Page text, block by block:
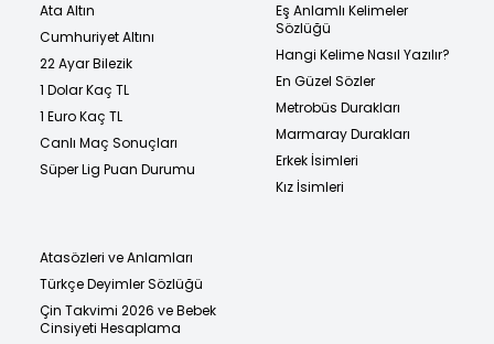
Ata Altın
Cumhuriyet Altını
22 Ayar Bilezik
1 Dolar Kaç TL
1 Euro Kaç TL
Canlı Maç Sonuçları
Süper Lig Puan Durumu
Eş Anlamlı Kelimeler
Sözlüğü
Hangi Kelime Nasıl Yazılır?
En Güzel Sözler
Metrobüs Durakları
Marmaray Durakları
Erkek İsimleri
Kız İsimleri
Atasözleri ve Anlamları
Türkçe Deyimler Sözlüğü
Çin Takvimi 2026 ve Bebek
Cinsiyeti Hesaplama